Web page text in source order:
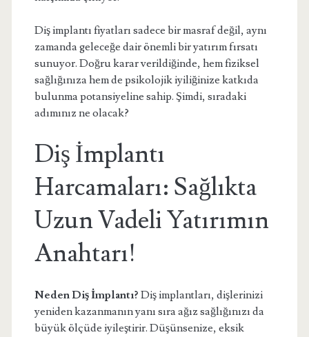
Diş implantı fiyatları sadece bir masraf değil, aynı
zamanda geleceğe dair önemli bir yatırım fırsatı
sunuyor. Doğru karar verildiğinde, hem fiziksel
sağlığınıza hem de psikolojik iyiliğinize katkıda
bulunma potansiyeline sahip. Şimdi, sıradaki
adımınız ne olacak?
Diş İmplantı
Harcamaları: Sağlıkta
Uzun Vadeli Yatırımın
Anahtarı!
Neden Diş İmplantı? Diş implantları, dişlerinizi
yeniden kazanmanın yanı sıra ağız sağlığınızı da
büyük ölçüde iyileştirir. Düşünsenize, eksik